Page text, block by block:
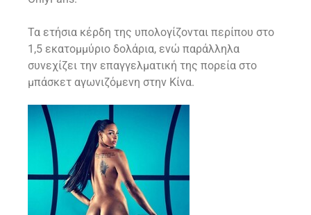
Τα ετήσια κέρδη της υπολογίζονται περίπου στο
1,5 εκατομμύριο δολάρια, ενώ παράλληλα
συνεχίζει την επαγγελματική της πορεία στο
μπάσκετ αγωνιζόμενη στην Κίνα.